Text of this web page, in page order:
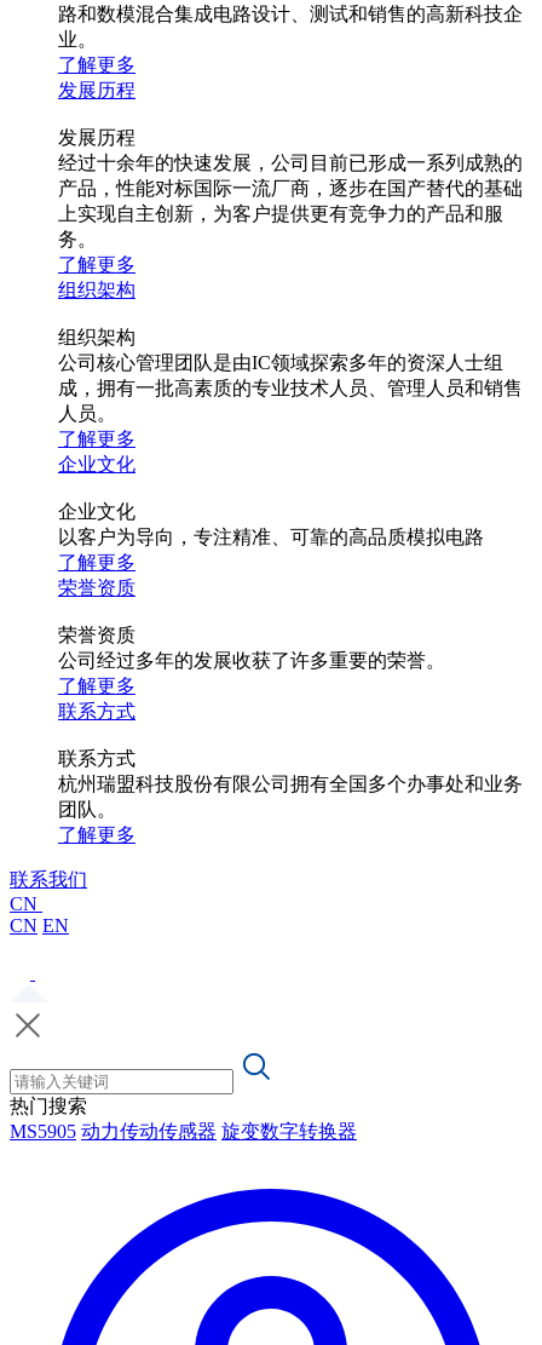
路和数模混合集成电路设计、测试和销售的高新科技企
业。
了解更多
发展历程
发展历程
经过十余年的快速发展，公司目前已形成一系列成熟的
产品，性能对标国际一流厂商，逐步在国产替代的基础
上实现自主创新，为客户提供更有竞争力的产品和服
务。
了解更多
组织架构
组织架构
公司核心管理团队是由IC领域探索多年的资深人士组
成，拥有一批高素质的专业技术人员、管理人员和销售
人员。
了解更多
企业文化
企业文化
以客户为导向，专注精准、可靠的高品质模拟电路
了解更多
荣誉资质
荣誉资质
公司经过多年的发展收获了许多重要的荣誉。
了解更多
联系方式
联系方式
杭州瑞盟科技股份有限公司拥有全国多个办事处和业务
团队。
了解更多
联系我们
CN
CN EN
热门搜索
MS5905 动力传动传感器 旋变数字转换器